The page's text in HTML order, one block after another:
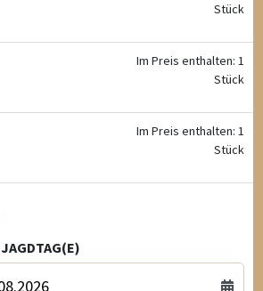
Stück
Im Preis enthalten: 1
Stück
Im Preis enthalten: 1
Stück
JAGDTAG(E)